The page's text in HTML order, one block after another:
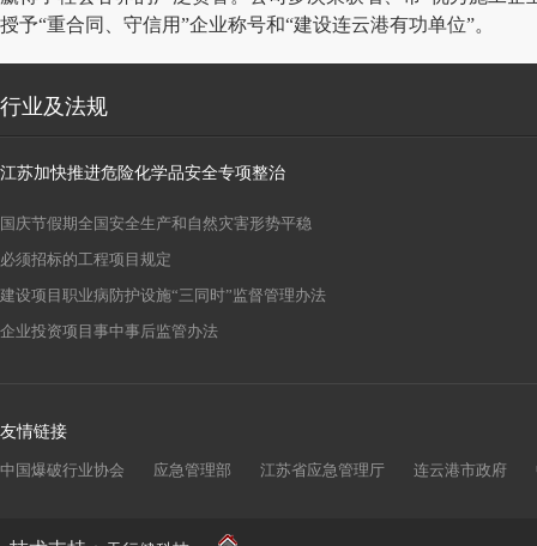
授予“重合同、守信用”企业称号和“建设连云港有功单位”。
行业及法规
江苏加快推进危险化学品安全专项整治
国庆节假期全国安全生产和自然灾害形势平稳
必须招标的工程项目规定
建设项目职业病防护设施“三同时”监督管理办法
企业投资项目事中事后监管办法
友情链接
中国爆破行业协会 应急管理部 江苏省应急管理厅 连云港市政府